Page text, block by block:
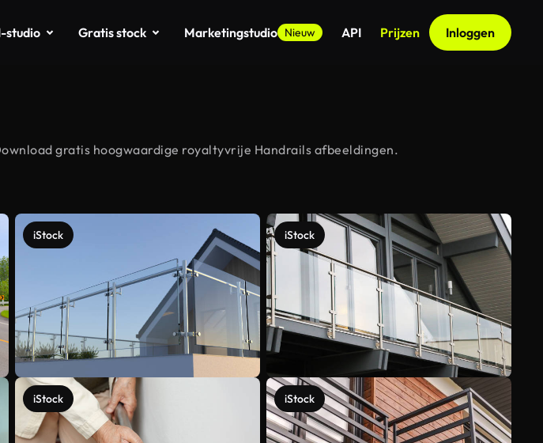
studio Gratis stock Marketingstudio Nieuw API Prijzen Inloggen
gratis hoogwaardige royaltyvrije Handrails afbeeldingen.
iStock
iStock
iStock
iStock